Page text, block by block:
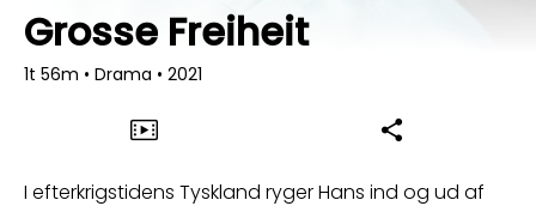
Grosse Freiheit
1t 56m • Drama • 2021
I efterkrigstidens Tyskland ryger Hans ind og ud af